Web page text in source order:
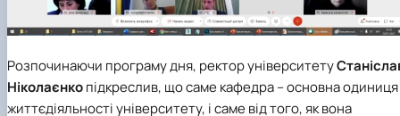
Розпочинаючи програму дня, ректор університету
Ніколаєнкопідкреслив, що саме кафедра – основна одиниця
життєдіяльності університету, і саме від того, як вона